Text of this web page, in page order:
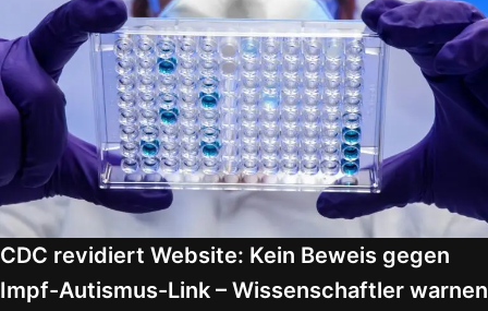
CDC revidiert Website: Kein Beweis gegen
Impf-Autismus-Link – Wissenschaftler warnen